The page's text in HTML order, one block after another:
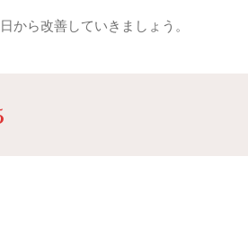
から改善していきましょう。